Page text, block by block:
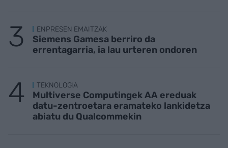
ENPRESEN EMAITZAK
Siemens Gamesa berriro da
errentagarria, ia lau urteren ondoren
TEKNOLOGIA
Multiverse Computingek AA ereduak
datu-zentroetara eramateko lankidetza
abiatu du Qualcommekin